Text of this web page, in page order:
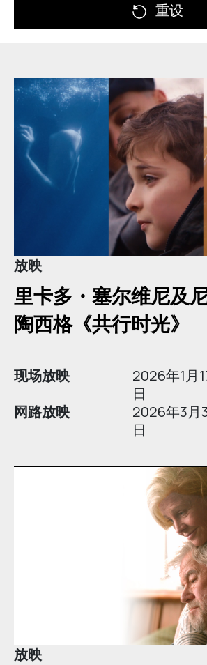
重设
放映
里卡多・塞尔维尼及
陶西格《共行时光》
现场放映
2026年1月
日
网路放映
2026年3月
日
放映